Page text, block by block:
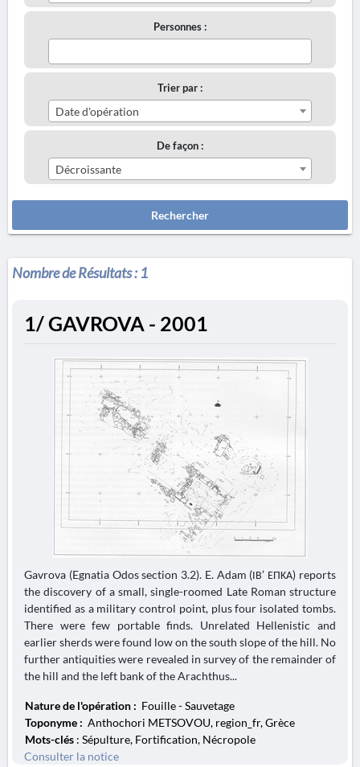
Personnes :
Trier par :
Date d'opération
De façon :
Décroissante
Rechercher
Nombre de Résultats :1
1/ GAVROVA - 2001
Gavrova (Egnatia Odos section 3.2). E. Adam (ΙΒ’ ΕΠΚΑ) reports
the discovery of a small, single-roomed Late Roman structure
identified as a military control point, plus four isolated tombs.
There were few portable finds. Unrelated Hellenistic and
earlier sherds were found low on the south slope of the hill. No
further antiquities were revealed in survey of the remainder of
the hill and the left bank of the Arachthus...
Nature de l'opération : Fouille - Sauvetage
Toponyme : Anthochori METSOVOU, region_fr, Grèce
Mots-clés : Sépulture, Fortification, Nécropole
Consulter la notice